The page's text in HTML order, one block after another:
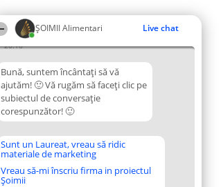
ŞOIMII Alimentari Live chat
20:16
Bună, suntem încântați să vă
ajutăm! 🙂 Vă rugăm să faceți clic pe
subiectul de conversație
corespunzător! 🙂
Sunt un Laureat, vreau să ridic
materiale de marketing
Vreau să-mi înscriu firma in proiectul
Șoimii